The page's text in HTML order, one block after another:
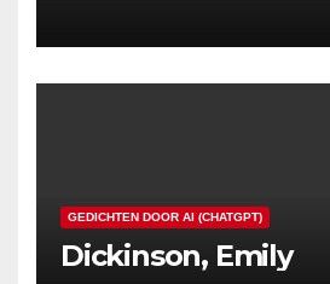
GEDICHTEN DOOR AI (CHATGPT)
Dickinson, Emily